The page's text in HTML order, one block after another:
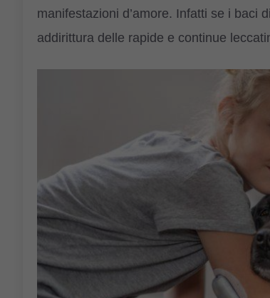
manifestazioni d’amore. Infatti se i baci
addirittura delle rapide e continue